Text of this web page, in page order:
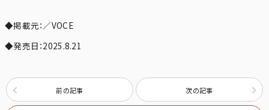
◆掲載元：／VOCE
◆発売日：2025.8.21
前の記事 次の記事